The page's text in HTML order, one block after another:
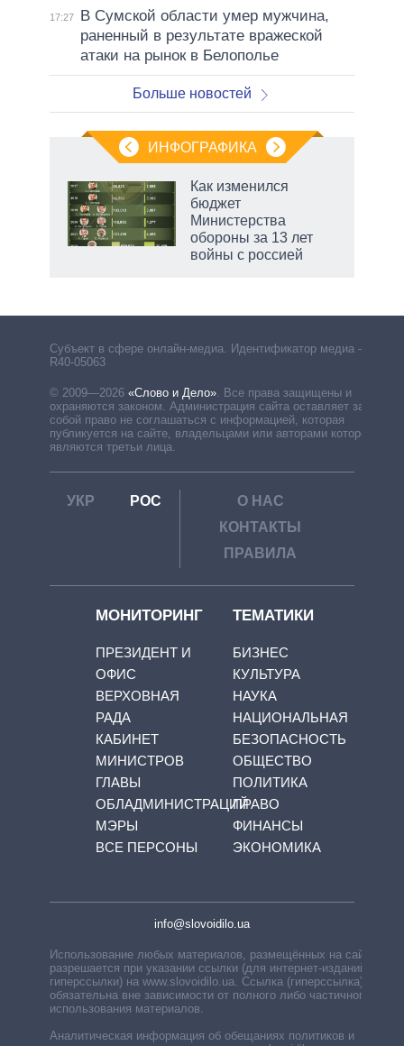
17:27
В Сумской области умер мужчина,
раненный в результате вражеской
атаки на рынок в Белополье
Больше новостей
ИНФОГРАФИКА
Как изменился
бюджет
Министерства
обороны за 13 лет
войны с россией
Субъект в сфере онлайн-медиа. Идентификатор медиа –
R40-05063
© 2009—2026 «Слово и Дело». Все права защищены и
охраняются законом. Администрация сайта оставляет за
собой право не соглашаться с информацией, которая
публикуется на сайте, владельцами или авторами которой
являются третьи лица.
УКР РОС
О НАС
КОНТАКТЫ
ПРАВИЛА
МОНИТОРИНГ
ПРЕЗИДЕНТ И
ОФИС
ВЕРХОВНАЯ
РАДА
КАБИНЕТ
МИНИСТРОВ
ГЛАВЫ
ОБЛАДМИНИСТРАЦИЙ
МЭРЫ
ВСЕ ПЕРСОНЫ
ТЕМАТИКИ
БИЗНЕС
КУЛЬТУРА
НАУКА
НАЦИОНАЛЬНАЯ
БЕЗОПАСНОСТЬ
ОБЩЕСТВО
ПОЛИТИКА
ПРАВО
ФИНАНСЫ
ЭКОНОМИКА
info@slovoidilo.ua
Использование любых материалов, размещённых на сайте,
разрешается при указании ссылки (для интернет-изданий —
гиперссылки) на www.slovoidilo.ua. Ссылка (гиперссылка)
обязательна вне зависимости от полного либо частичного
использования материалов.
Аналитическая информация об обещаниях политиков и